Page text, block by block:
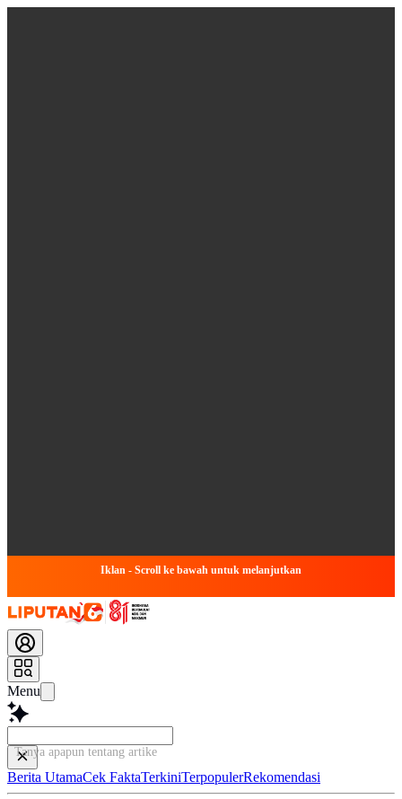
Iklan - Scroll ke bawah untuk melanjutkan
Menu
Tanya apapun tentang artikel ini...
Berita UtamaCek FaktaTerkiniTerpopulerRekomendasi